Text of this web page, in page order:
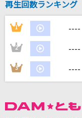
浜崎あゆみ
カ
再生回数ランキング
1 ----
2 ----
3 ----